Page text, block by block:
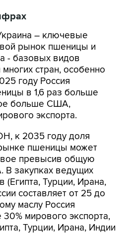
– ключевые
рынок пшеницы и
- базовых видов
стран, особенно
году Россия
в 1,6 раз больше
больше США,
экспорта.
к 2035 году доля
пшеницы может
превысив общую
закупках ведущих
Турции, Ирана,
составляет от 25 до
маслу Россия
мирового экспорта,
Турции, Ирана, Индии